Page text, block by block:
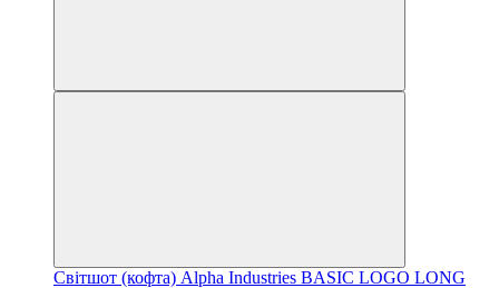
Світшот (кофта) Alpha Industries BASIC LOGO LONG